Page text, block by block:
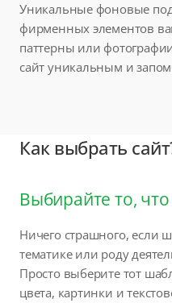
Уникальные фоновые
фирменных элементов
паттерны или
сайт уникальным и
Как выбрать
Выбирайте то,
Ничего страшного, если
тематике или роду
Просто выберите тот
цвета, картинки и